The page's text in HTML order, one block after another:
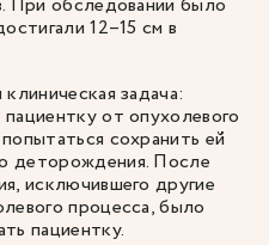
12–15 см в
задача:
от опухолевого
сохранить ей
деторождения. После
исключившего другие
процесса, было
пациентку.